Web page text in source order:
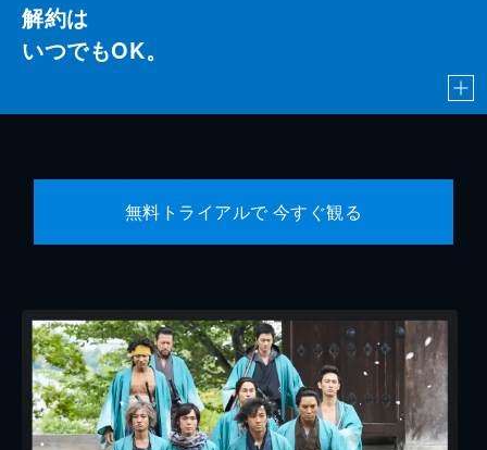
解約は
いつでもOK。
無料トライアルで 今すぐ観る